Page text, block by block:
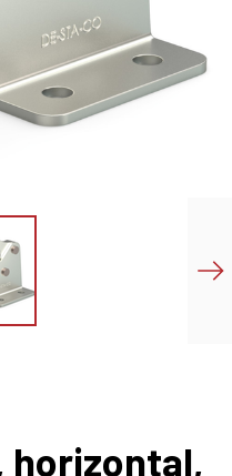
horizontal,